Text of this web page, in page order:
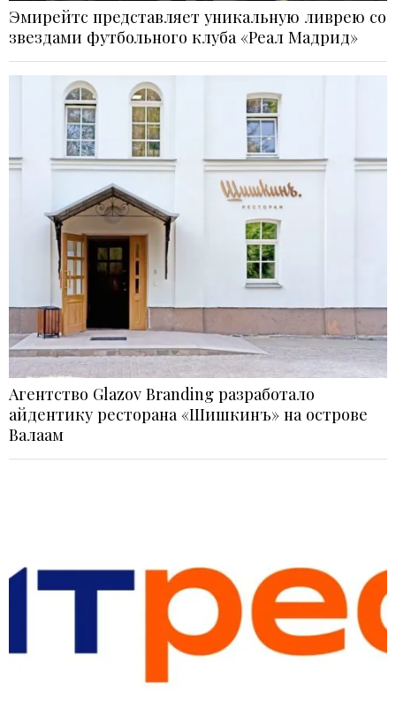
Эмирейтс представляет уникальную ливрею со
звездами футбольного клуба «Реал Мадрид»
Агентство Glazov Branding разработало
айдентику ресторана «Шишкинъ» на острове
Валаам